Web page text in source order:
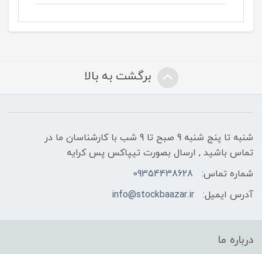
برگشت به بالا
شنبه تا پنج شنبه 9 صبح تا 9 شب با کارشناسان ما در
تماس باشید , ارسال بصورت تیپاکس پس کرایه
شماره تماس:
09354438628
آدرس ایمیل:
info@stockbaazar.ir
درباره ما